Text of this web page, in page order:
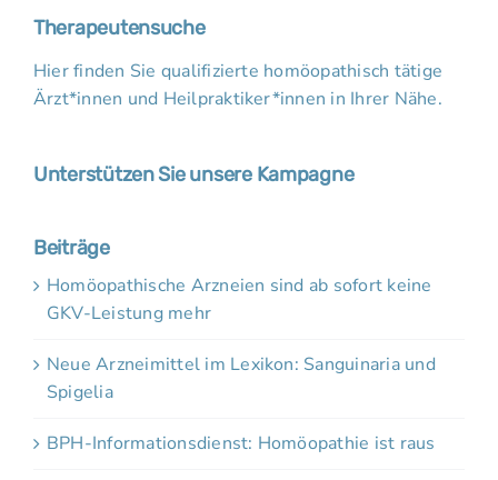
Therapeutensuche
Hier finden Sie qualifizierte homöopathisch tätige
Ärzt*innen und Heilpraktiker*innen in Ihrer Nähe.
Unterstützen Sie unsere Kampagne
Beiträge
Homöopathische Arzneien sind ab sofort keine
GKV-Leistung mehr
Neue Arzneimittel im Lexikon: Sanguinaria und
Spigelia
BPH-Informationsdienst: Homöopathie ist raus